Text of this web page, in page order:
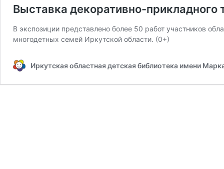
Выставка декоративно-прикладного
В экспозиции представлено более 50 работ участников
многодетных семей Иркутской области. (0+)
Иркутская областная детская библиотека имени